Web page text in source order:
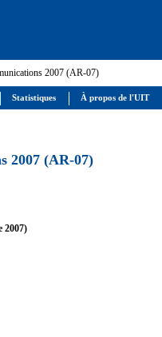
2007 (AR-07)
2007 (AR-07)
2007)
Statistiques À propos de l'UIT